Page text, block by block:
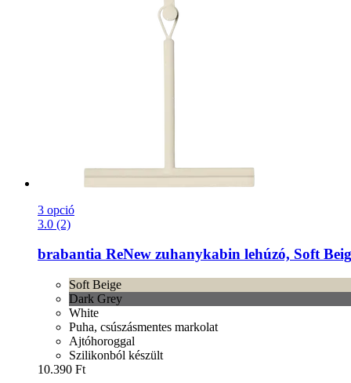
3 opció
3.0 (2)
brabantia ReNew zuhanykabin lehúzó, Soft
Soft Beige
Dark Grey
White
Puha, csúszásmentes markolat
Ajtóhoroggal
Szilikonból készült
10.390 Ft